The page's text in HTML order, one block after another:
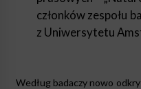
członków zespołu
z Uniwersytetu
Według badaczy nowo